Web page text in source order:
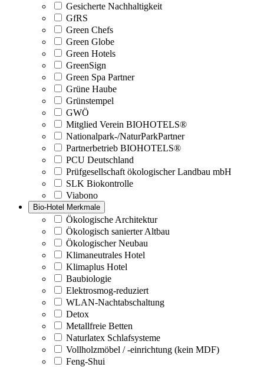
Gesicherte Nachhaltigkeit
GfRS
Green Chefs
Green Globe
Green Hotels
GreenSign
Green Spa Partner
Grüne Haube
Grünstempel
GWÖ
Mitglied Verein BIOHOTELS®
Nationalpark-/NaturParkPartner
Partnerbetrieb BIOHOTELS®
PCU Deutschland
Prüfgesellschaft ökologischer Landbau mbH
SLK Biokontrolle
Viabono
Bio-Hotel Merkmale
Ökologische Architektur
Ökologisch sanierter Altbau
Ökologischer Neubau
Klimaneutrales Hotel
Klimaplus Hotel
Baubiologie
Elektrosmog-reduziert
WLAN-Nachtabschaltung
Detox
Metallfreie Betten
Naturlatex Schlafsysteme
Vollholzmöbel / -einrichtung (kein MDF)
Feng-Shui